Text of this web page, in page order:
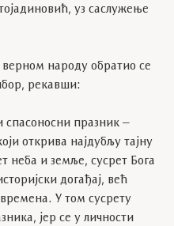
уз саслужење
народу обратио се
рекавши:
спасоносни празник –
открива најдубљу тајну
неба и земље, сусрет Бога
догађај, већ
времена. У том сусрету
јер се у личности